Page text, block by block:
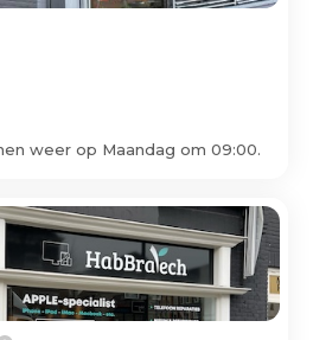
weer op Maandag om 09:00.